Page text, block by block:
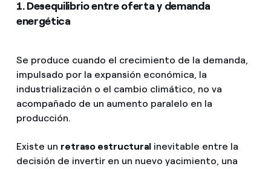
1. Desequilibrio entre oferta y demanda
energética
Se produce cuando el crecimiento de la demanda,
impulsado por la expansión económica, la
industrialización o el cambio climático, no va
acompañado de un aumento paralelo en la
producción.
Existe un retraso estructural inevitable entre la
decisión de invertir en un nuevo yacimiento, una